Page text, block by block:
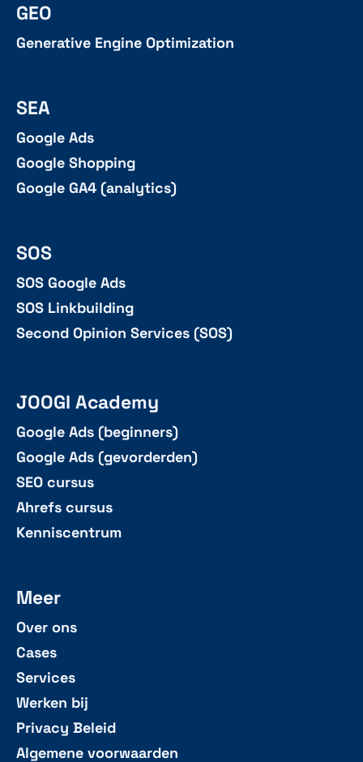
GEO
Generative Engine Optimization
SEA
Google Ads
Google Shopping
Google GA4 (analytics)
SOS
SOS Google Ads
SOS Linkbuilding
Second Opinion Services (SOS)
JOOGI Academy
Google Ads (beginners)
Google Ads (gevorderden)
SEO cursus
Ahrefs cursus
Kenniscentrum
Meer
Over ons
Cases
Services
Werken bij
Privacy Beleid
Algemene voorwaarden